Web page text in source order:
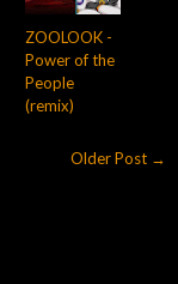
ZOOLOOK -
Power of the
People
(remix)
Older Post →